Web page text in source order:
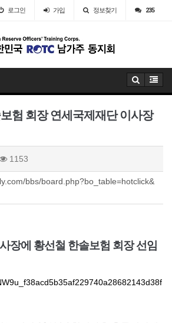
로그인 가입 정보찾기 235
험 회장 연세국제재단 이사장
1153
bbs/board.php?bo_table=hotclick&
장에 황선철 한솔보험 회장 선임